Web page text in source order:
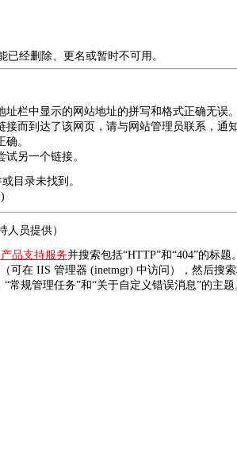
已经删除、更名或暂时不可用。
址栏中显示的网站地址的拼写和格式正确无误
接而到达了该网页，请与网站管理员联系，通
。
试另一个链接。
目录未找到。
人员提供）
品支持服务并搜索包括“HTTP”和“404”的标题
可在 IIS 管理器 (inetmgr) 中访问），然后搜
“常规管理任务”和“关于自定义错误消息”的主题